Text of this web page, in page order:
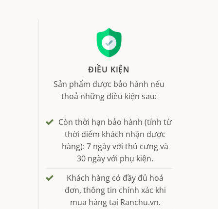
ĐIỀU KIỆN
Sản phẩm được bảo hành nếu
thoả những điều kiện sau:
Còn thời hạn bảo hành (tính từ
thời điểm khách nhận được
hàng): 7 ngày với thú cưng và
30 ngày với phụ kiện.
Khách hàng có đầy đủ hoá
đơn, thông tin chính xác khi
mua hàng tại Ranchu.vn.